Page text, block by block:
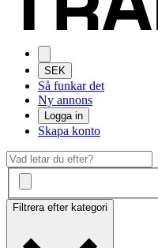
SEK
Så funkar det
Ny annons
Logga in
Skapa konto
Filtrera efter kategori